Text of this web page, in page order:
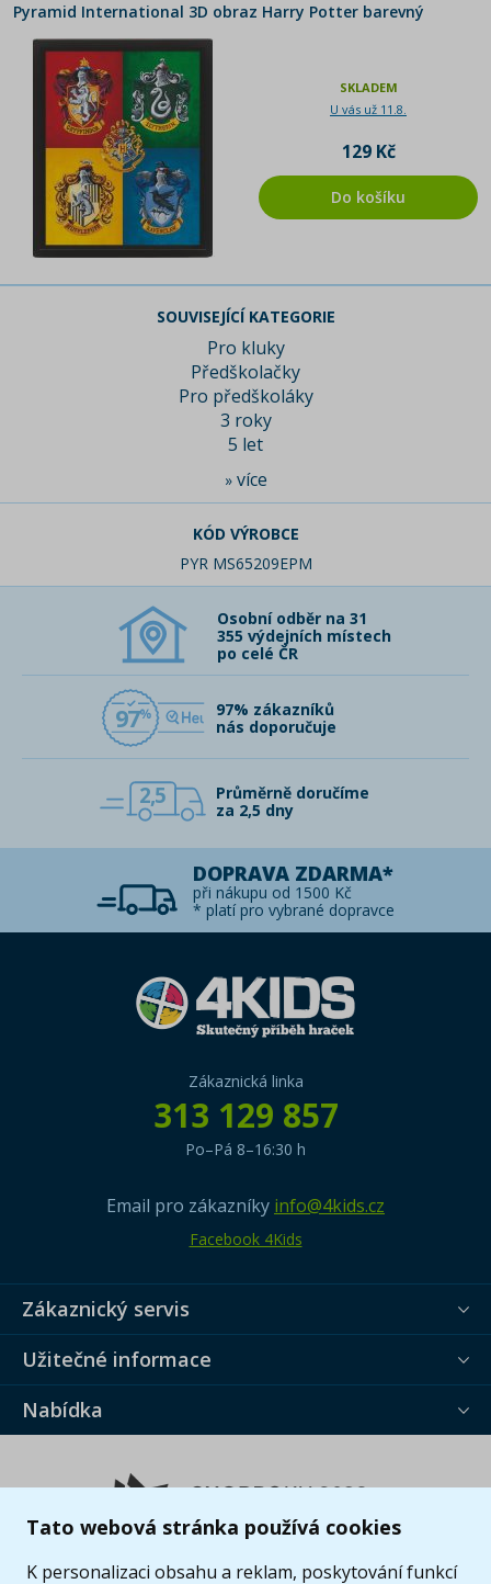
Tato webová stránka používá cookies
K personalizaci obsahu a reklam, poskytování funkcí
Pyramid International 3D obraz Harry Potter barevný
SKLADEM
U vás už 11.8.
129 Kč
Do košíku
SOUVISEJÍCÍ KATEGORIE
Pro kluky
Předškolačky
Pro předškoláky
3 roky
5 let
» více
KÓD VÝROBCE
PYR MS65209EPM
Osobní odběr na 31
355 výdejních místech
po celé ČR
97
97% zákazníků
nás doporučuje
2,5
Průměrně doručíme
za 2,5 dny
DOPRAVA ZDARMA*
při nákupu od 1500 Kč
* platí pro vybrané dopravce
Zákaznická linka
313 129 857
Po–Pá 8–16:30 h
Email pro zákazníky info@4kids.cz
Facebook 4Kids
Zákaznický servis
Užitečné informace
Nabídka